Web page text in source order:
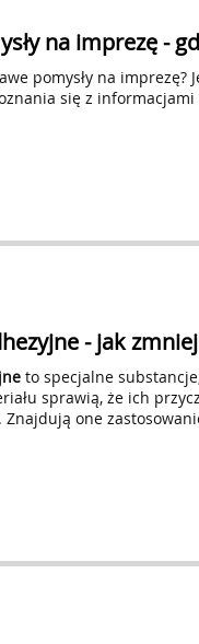
na imprezę -
pomysły na imprezę?
się z
- jak
to specjalne
sprawią, że ich
Znajdują one